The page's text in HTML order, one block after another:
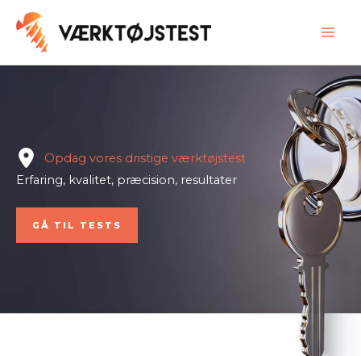
indholdet
Opdag vores dristige værktøjstest
Erfaring, kvalitet, præcision, resultater
GÅ TIL TESTS